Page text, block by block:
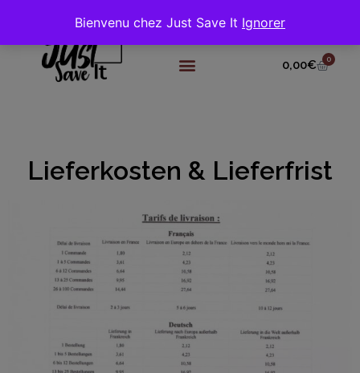
Bienvenu chez Just Save It Ignorer
0,00€ 0
Lieferkosten & Lieferfrist